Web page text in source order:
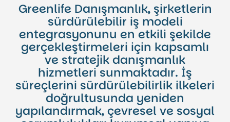
Greenlife Danışmanlık, şirketlerin
sürdürülebilir iş modeli
entegrasyonunu en etkili şekilde
gerçekleştirmeleri için kapsamlı
ve stratejik danışmanlık
hizmetleri sunmaktadır. İş
süreçlerini sürdürülebilirlik ilkeleri
doğrultusunda yeniden
yapılandırmak, çevresel ve sosyal